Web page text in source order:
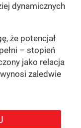
dynamicznych
że potencjał
– stopień
jako relacja
zaledwie